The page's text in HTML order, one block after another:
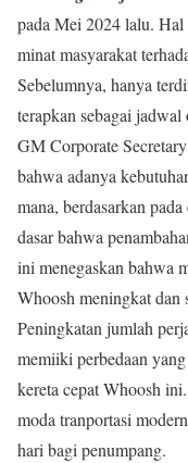
pada Mei 2024 lalu.
minat masyarakat
Sebelumnya, hanya
terapkan sebagai
GM Corporate
bahwa adanya
mana, berdasarkan
dasar bahwa
ini menegaskan bahwa
Whoosh meningkat
Peningkatan jumlah
memiiki perbedaan
kereta cepat Whoosh
moda tranportasi
hari bagi penumpang.